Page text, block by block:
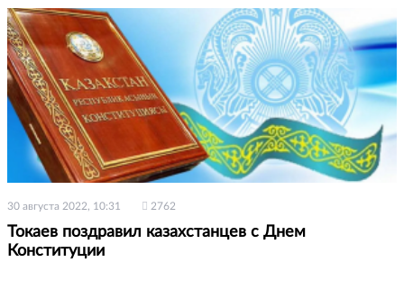
30 августа 2022, 10:31 2762
Токаев поздравил казахстанцев с Днем
Конституции